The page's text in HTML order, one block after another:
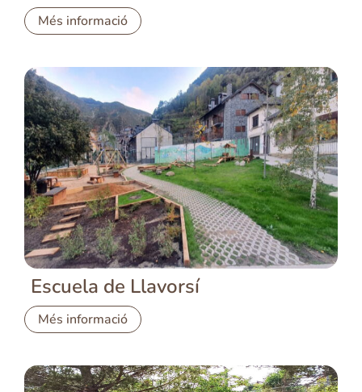
Més informació
Escuela de Llavorsí
Més informació